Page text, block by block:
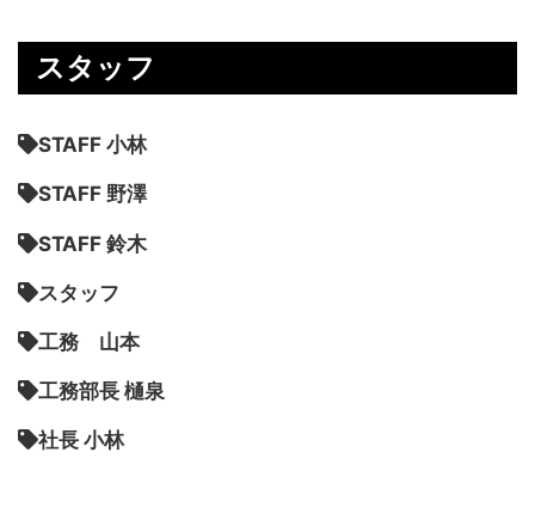
スタッフ
STAFF 小林
STAFF 野澤
STAFF 鈴木
スタッフ
工務 山本
工務部長 樋泉
社長 小林